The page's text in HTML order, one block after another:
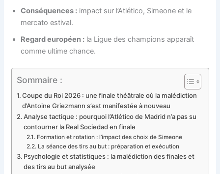
Conséquences : impact sur l’Atlético, Simeone et le
mercato estival.
Regard européen : la Ligue des champions apparaît
comme ultime chance.
Sommaire :
Coupe du Roi 2026 : une finale théâtrale où la malédiction
d’Antoine Griezmann s’est manifestée à nouveau
Analyse tactique : pourquoi l’Atlético de Madrid n’a pas su
contourner la Real Sociedad en finale
Formation et rotation : l’impact des choix de Simeone
La séance des tirs au but : préparation et exécution
Psychologie et statistiques : la malédiction des finales et
des tirs au but analysée